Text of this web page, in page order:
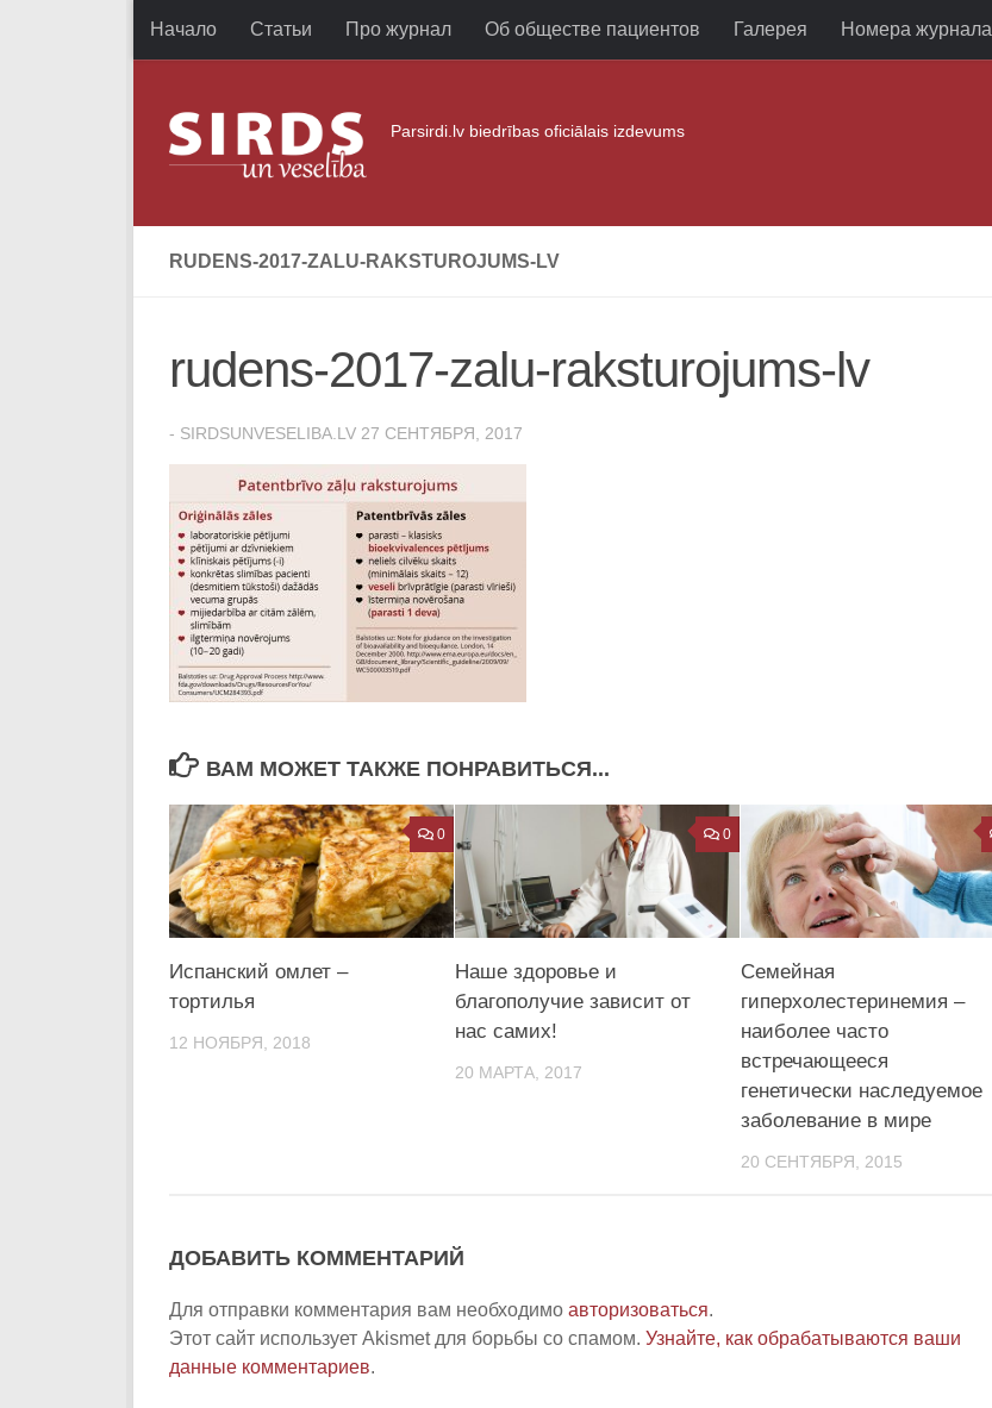
Перейти к содержимому
Начало Статьи Про журнал Об обществе пациентов Галерея Номера журнала
Parsirdi.lv biedrības oficiālais izdevums
RUDENS-2017-ZALU-RAKSTUROJUMS-LV
rudens-2017-zalu-raksturojums-lv
- SIRDSUNVESELIBA.LV 27 СЕНТЯБРЯ, 2017
ВАМ МОЖЕТ ТАКЖЕ ПОНРАВИТЬСЯ...
0
Испанский омлет –
тортилья
12 НОЯБРЯ, 2018
0
Наше здоровье и
благополучие зависит от
нас самих!
20 МАРТА, 2017
Семейная
гиперхолестеринемия –
наиболее часто
встречающееся
генетически наследуемое
заболевание в мире
20 СЕНТЯБРЯ, 2015
ДОБАВИТЬ КОММЕНТАРИЙ
Для отправки комментария вам необходимо авторизоваться.
Этот сайт использует Akismet для борьбы со спамом. Узнайте, как обрабатываются ваши
данные комментариев.